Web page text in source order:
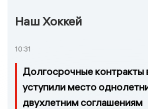
Наш Хоккей
10:31
Долгосрочные контракты
уступили место
двухлетним соглашениям